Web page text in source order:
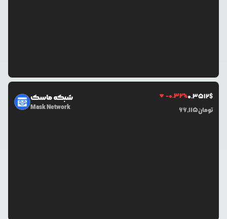
شبکه ماسک
Mask Network
-0.32%0.3512$
66,115تومان